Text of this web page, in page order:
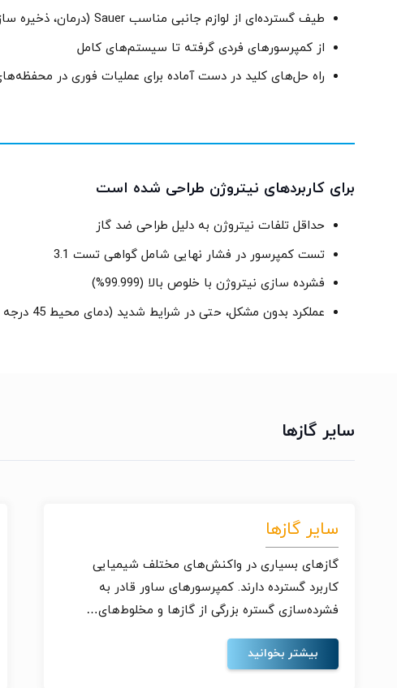
طیف گسترده‌ای از لوازم جانبی مناسب Sauer (درمان، ذخیره سازی، توزیع)
از کمپرسورهای فردی گرفته تا سیستم‌های کامل
راه حل‌های کلید در دست آماده برای عملیات فوری در
برای کاربردهای نیتروژن طراحی شده است
حداقل تلفات نیتروژن به دلیل طراحی ضد گاز
تست کمپرسور در فشار نهایی شامل گواهی تست 3.1
فشرده سازی نیتروژن با خلوص بالا (99.999%)
عملکرد بدون مشکل، حتی در شرایط شدید (دمای محیط 45 درجه سانتیگراد)
سایر گازها
سایر گازها
گازهای بسیاری در واکنش‌های مختلف شیمیایی
کاربرد گسترده دارند. کمپرسورهای ساور قادر به
فشرده‌سازی گستره بزرگی از گازها و مخلوط‌های…
بیشتر بخوانید